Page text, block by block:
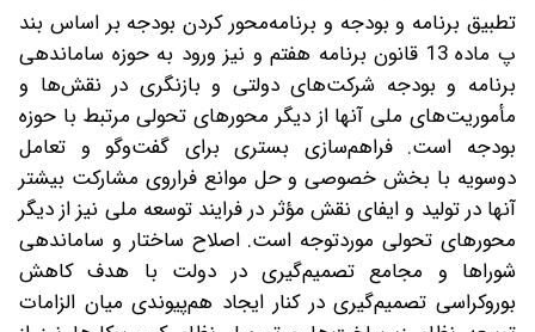
تطبیق برنامه و بودجه و برنامه‌محور کردن بودجه بر اساس بند
پ ماده 13 قانون برنامه هفتم و نیز ورود به حوزه ساماندهی
برنامه و بودجه شرکت‌های دولتی و بازنگری در نقش‌ها و
مأموریت‌های ملی آنها از دیگر محورهای تحولی مرتبط با حوزه
بودجه است. فراهم‌سازی بستری برای گفت‌وگو و تعامل
دوسویه با بخش خصوصی و حل موانع فراروی مشارکت بیشتر
آنها در تولید و ایفای نقش مؤثر در فرایند توسعه ملی نیز از دیگر
محورهای تحولی موردتوجه است. اصلاح ساختار و ساماندهی
شوراها و مجامع تصمیم‌گیری در دولت با هدف کاهش
بوروکراسی تصمیم‌گیری در کنار ایجاد هم‌پیوندی میان الزامات